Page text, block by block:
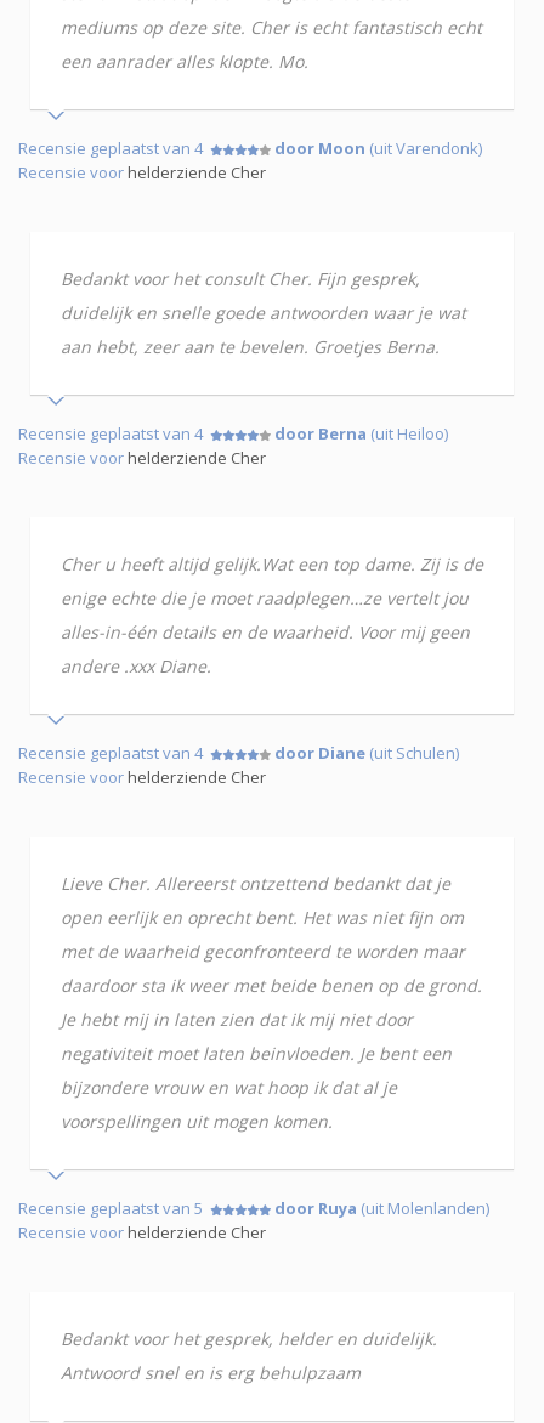
mediums op deze site. Cher is echt fantastisch echt
een aanrader alles klopte. Mo.
Recensie geplaatst van 4 door Moon (uit Varendonk)
Recensie voorhelderziende Cher
Bedankt voor het consult Cher. Fijn gesprek,
duidelijk en snelle goede antwoorden waar je wat
aan hebt, zeer aan te bevelen. Groetjes Berna.
Recensie geplaatst van 4 door Berna (uit Heiloo)
Recensie voorhelderziende Cher
Cher u heeft altijd gelijk.Wat een top dame. Zij is de
enige echte die je moet raadplegen…ze vertelt jou
alles-in-één details en de waarheid. Voor mij geen
andere .xxx Diane.
Recensie geplaatst van 4 door Diane (uit Schulen)
Recensie voorhelderziende Cher
Lieve Cher. Allereerst ontzettend bedankt dat je
open eerlijk en oprecht bent. Het was niet fijn om
met de waarheid geconfronteerd te worden maar
daardoor sta ik weer met beide benen op de grond.
Je hebt mij in laten zien dat ik mij niet door
negativiteit moet laten beinvloeden. Je bent een
bijzondere vrouw en wat hoop ik dat al je
voorspellingen uit mogen komen.
Recensie geplaatst van 5 door Ruya (uit Molenlanden)
Recensie voorhelderziende Cher
Bedankt voor het gesprek, helder en duidelijk.
Antwoord snel en is erg behulpzaam